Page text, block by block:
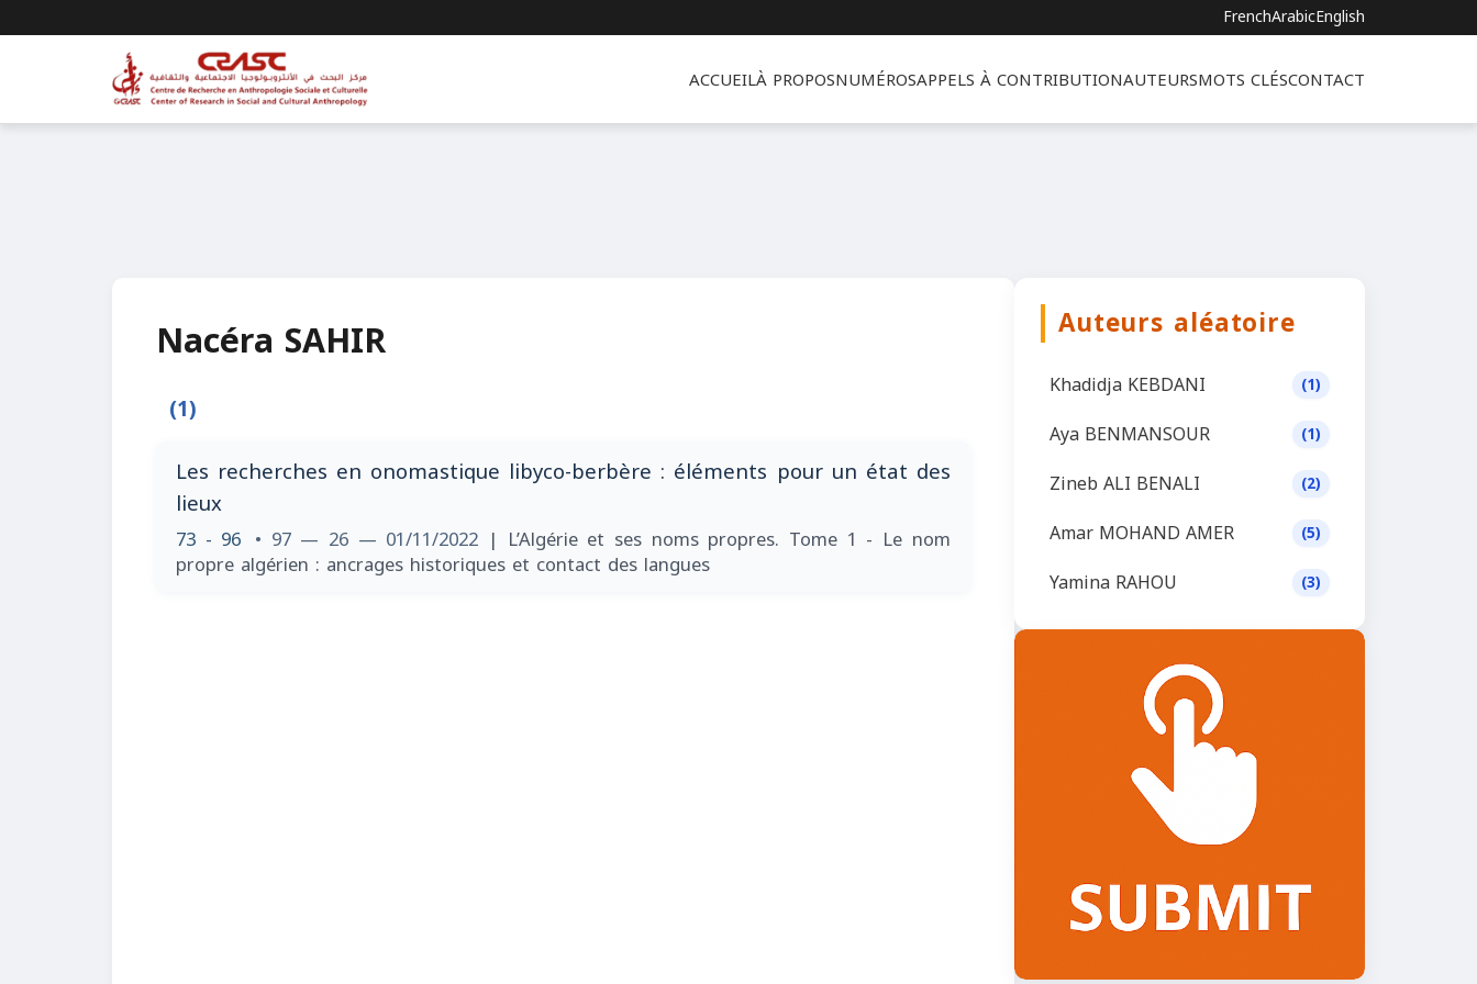
FrenchArabicEnglish
ACCUEILÀ PROPOSNUMÉROSAPPELS À CONTRIBUTIONAUTEURSMOTS CLÉSCONTACT
Nacéra SAHIR
(1)
Les recherches en onomastique libyco-berbère : éléments pour un état des
lieux
73 - 96 • 97 — 26 — 01/11/2022 | L’Algérie et ses noms propres. Tome 1 - Le nom
propre algérien : ancrages historiques et contact des langues
Auteurs aléatoire
Khadidja KEBDANI (1)
Aya BENMANSOUR (1)
Zineb ALI BENALI (2)
Amar MOHAND AMER (5)
Yamina RAHOU (3)